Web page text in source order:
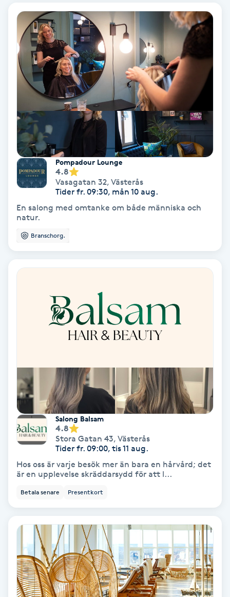
Fet hårbotten
Fettreducering
Fibromassage
Fillers
Fotmassage
Fotsvamp
Fotvård
Fransar
Fransborttagning
Fransfärgning
Fransförlängning
Fransförlängning Volym
Fransk manikyr
Fransrengöring
Frekvensterapi
Friskvård
Friskvårdsmassage
Frisör
Funktionsanalys
Pompadour Lounge
4.8
Vasagatan 32, Västerås
Tider fr. 09:30, mån 10 aug.
En salong med omtanke om både människa och
natur.
Branschorg.
Salong Balsam
4.8
Stora Gatan 43, Västerås
Tider fr. 09:00, tis 11 aug.
Hos oss är varje besök mer än bara en hårvård; det
är en upplevelse skräddarsydd för att l...
Betala senare Presentkort